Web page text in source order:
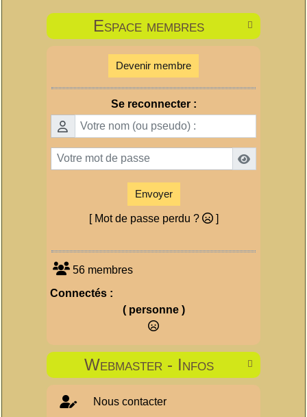

Espace membres
Devenir membre
Se reconnecter :
Envoyer
[ Mot de passe perdu ? ]
56 membres
Connectés :
( personne )

Webmaster - Infos
Nous contacter